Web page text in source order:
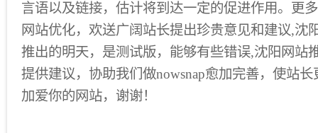
言语以及链接，估计将到达一定的促进作用。更
网站优化，欢送广阔站长提出珍贵意见和建议,沈
推出的明天，是测试版，能够有些错误,沈阳网站
提供建议，协助我们做nowsnap愈加完善，使站
加爱你的网站，谢谢！